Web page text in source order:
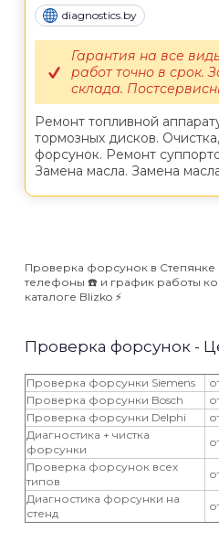
diagnostics.by
Ремонт топливной
тормозных дисков.
форсунок. Ремонт
Замена масла. Замена
Гарантия на все
работ точно в срок.
склада.
Проверка форсунок в Степянке
телефоны ☎️ и график работы
каталоге Blizko ⚡️
Проверка форсунок -
Проверка форсунки Siemens
Проверка форсунки Bosch
Проверка форсунки Delphi
Диагностика + чистка
форсунки
Проверка форсунок всех
типов
Диагностика форсунки на
стенд